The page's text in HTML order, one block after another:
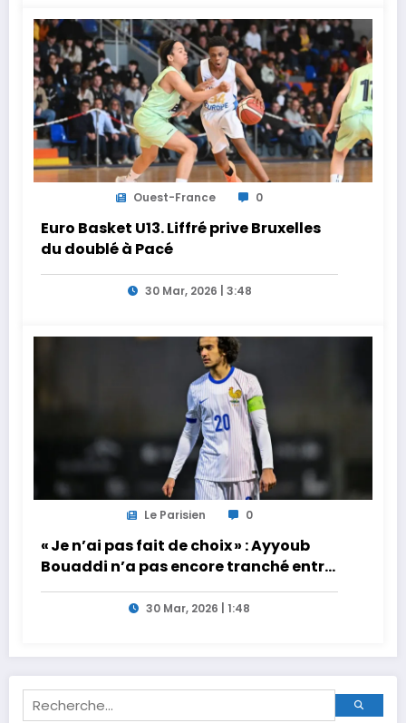
Ouest-France 0
Euro Basket U13. Liffré prive Bruxelles
du doublé à Pacé
30 Mar, 2026 | 3:48
Le Parisien 0
« Je n’ai pas fait de choix » : Ayyoub
Bouaddi n’a pas encore tranché entre
la France et le Maroc
30 Mar, 2026 | 1:48